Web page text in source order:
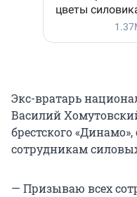
Экс-вратарь
Василий
брестского
сотрудникам
— Призываю всех